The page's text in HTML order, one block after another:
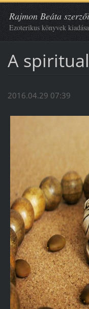
Rajmon Beáta
Ezoterikus könyvek kiadása
A
2016.04.29 07:39